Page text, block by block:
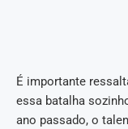
É importante
essa batalha
ano passado, o